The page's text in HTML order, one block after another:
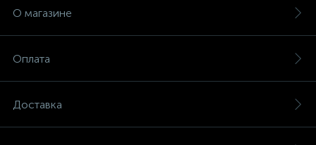
О магазине
Оплата
Доставка